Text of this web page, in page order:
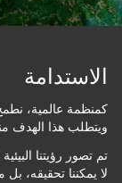
الاستدامة
كمنظمة عالمية،
ويتطلب هذا الهدف
لا يمكننا تحقيقه،